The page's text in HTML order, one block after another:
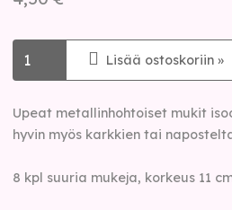
Lisää ostoskoriin »
Upeat metallinhohtoiset mukit
hyvin myös karkkien tai
8 kpl suuria mukeja, korkeus 11